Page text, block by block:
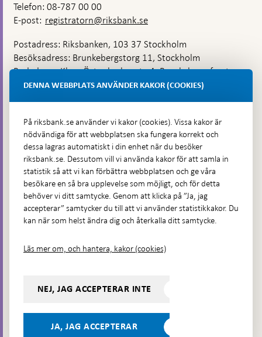
Telefon: 08-787 00 00
E-post: registratorn@riksbank.se
Postadress: Riksbanken, 103 37 Stockholm
Besöksadress: Brunkebergstorg 11, Stockholm
Budadress: Klara Östra kyrkogata 4, Brunkebergsfaret,
Lastplats 6
Hitta direkt
Frågor och svar-
Öppnas
i
ny
flik
Till Riksbankens webbarkiv-
Öppnas
i
ny
Presskontakt
Integritetspolicy
Följ oss på sociala medier
YouTubeDela på:Dela på:
Dela
på:
DENNA WEBBPLATS ANVÄNDER KAKOR (COOKIES)
På riksbank.se använder vi kakor (cookies). Vissa kakor är
nödvändiga för att webbplatsen ska fungera korrekt och
dessa lagras automatiskt i din enhet när du besöker
riksbank.se. Dessutom vill vi använda kakor för att samla in
statistik så att vi kan förbättra webbplatsen och ge våra
besökare en så bra upplevelse som möjligt, och för detta
behöver vi ditt samtycke. Genom att klicka på ”Ja, jag
accepterar” samtycker du till att vi använder statistikkakor. Du
kan när som helst ändra dig och återkalla ditt samtycke.
Läs mer om, och hantera, kakor (cookies)
NEJ, JAG ACCEPTERAR INTE
JA, JAG ACCEPTERAR